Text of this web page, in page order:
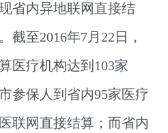
省内异地联网直接结
截至2016年7月22日，
医疗机构达到103家
参保人到省内95家医疗
联网直接结算；而省内